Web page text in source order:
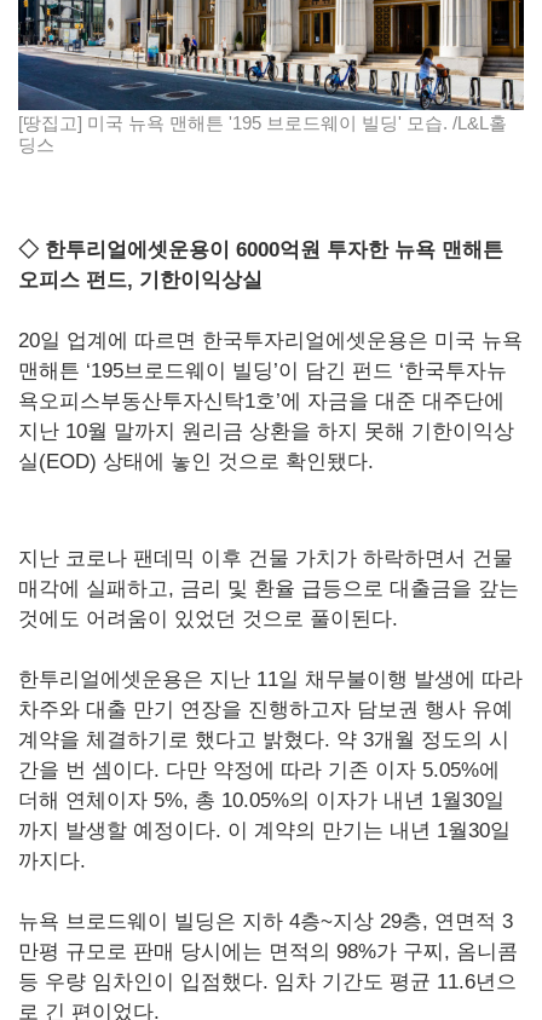
[땅집고] 미국 뉴욕 맨해튼 '195 브로드웨이 빌딩' 모습. /L&L홀
딩스
◇ 한투리얼에셋운용이 6000억원 투자한 뉴욕 맨해튼
오피스 펀드, 기한이익상실
20일 업계에 따르면 한국투자리얼에셋운용은 미국 뉴욕
맨해튼 ‘195브로드웨이 빌딩’이 담긴 펀드 ‘한국투자뉴
욕오피스부동산투자신탁1호’에 자금을 대준 대주단에
지난 10월 말까지 원리금 상환을 하지 못해 기한이익상
실(EOD) 상태에 놓인 것으로 확인됐다.
지난 코로나 팬데믹 이후 건물 가치가 하락하면서 건물
매각에 실패하고, 금리 및 환율 급등으로 대출금을 갚는
것에도 어려움이 있었던 것으로 풀이된다.
한투리얼에셋운용은 지난 11일 채무불이행 발생에 따라
차주와 대출 만기 연장을 진행하고자 담보권 행사 유예
계약을 체결하기로 했다고 밝혔다. 약 3개월 정도의 시
간을 번 셈이다. 다만 약정에 따라 기존 이자 5.05%에
더해 연체이자 5%, 총 10.05%의 이자가 내년 1월30일
까지 발생할 예정이다. 이 계약의 만기는 내년 1월30일
까지다.
뉴욕 브로드웨이 빌딩은 지하 4층~지상 29층, 연면적 3
만평 규모로 판매 당시에는 면적의 98%가 구찌, 옴니콤
등 우량 임차인이 입점했다. 임차 기간도 평균 11.6년으
로 긴 편이었다.